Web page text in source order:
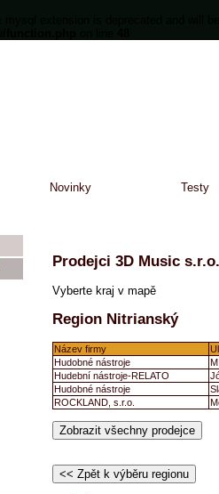
Novinky Testy
Prodejci 3D Music
Vyberte kraj v mapě
Region Nitrianský
Název firmy
Hudobné nástroje
Hudební nástroje-RELATO
Hudobné nástroje
ROCKLAND, s.r.o.